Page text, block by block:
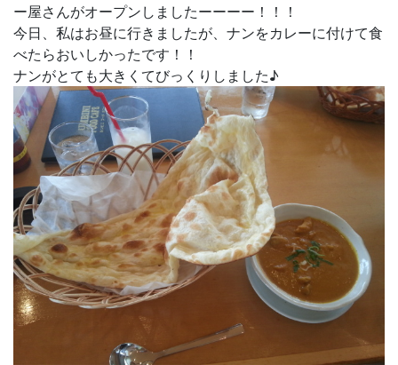
ー屋さんがオープンしましたーーーー！！！
今日、私はお昼に行きましたが、ナンをカレーに付けて食
べたらおいしかったです！！
ナンがとても大きくてびっくりしました♪